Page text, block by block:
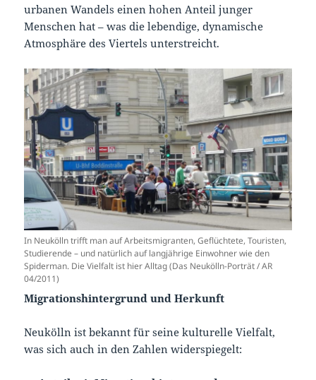
urbanen Wandels einen hohen Anteil junger
Menschen hat – was die lebendige, dynamische
Atmosphäre des Viertels unterstreicht.
In Neukölln trifft man auf Arbeitsmigranten, Geflüchtete, Touristen,
Studierende – und natürlich auf langjährige Einwohner wie den
Spiderman. Die Vielfalt ist hier Alltag (Das Neukölln-Porträt / AR
04/2011)
Migrationshintergrund und Herkunft
Neukölln ist bekannt für seine kulturelle Vielfalt,
was sich auch in den Zahlen widerspiegelt: